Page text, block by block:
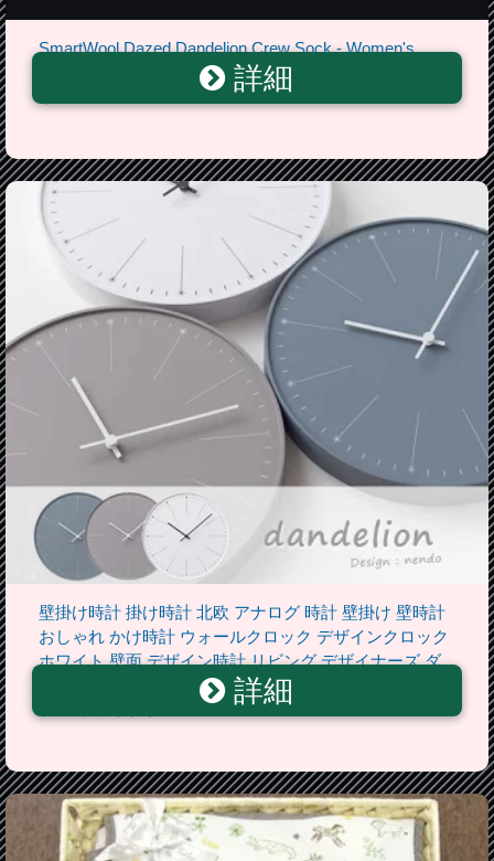
SmartWool Dazed Dandelion Crew Sock - Women's
Charcoal Heather アウトドア メンズ 男性用 ソックス 靴
詳細
壁掛け時計 掛け時計 北欧 アナログ 時計 壁掛け 壁時計
おしゃれ かけ時計 ウォールクロック デザインクロック
ホワイト 壁面 デザイン時計 リビング デザイナーズ ダ
イニング モダン ダンデライオン dandelion NL14-11 シン
プル ホワイト/グレー/ベージュ Lemnos レムノス
詳細